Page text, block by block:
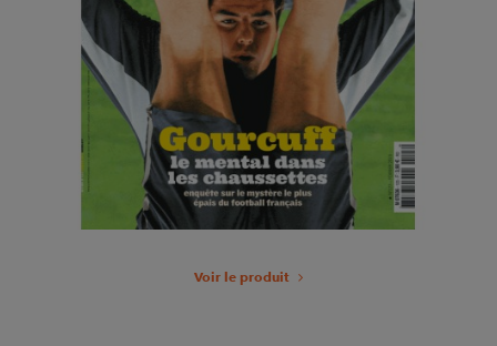
Voir le produit